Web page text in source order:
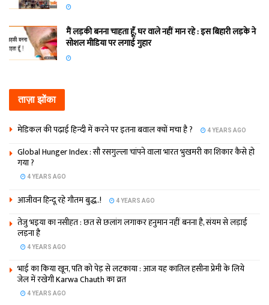
मैं लड़की बनना चाहता हूँ, घर वाले नहीं मान रहे : इस बिहारी लड़के ने
सोशल मीडिया पर लगाई गुहार
ताज़ा झोंका
मेडिकल की पढ़ाई हिन्‍दी में करने पर इतना बवाल क्‍यों मचा है ? 4 YEARS AGO
Global Hunger Index : सौ रसगुल्‍ला चांपने वाला भारत भुखमरी का शिकार कैसे हो
गया ?
4 YEARS AGO
आजीवन हिन्दू रहे गौतम बुद्ध..! 4 YEARS AGO
तेजु भइया का नसीहत : छत से छलांग लगाकर हनुमान नहीं बनना है, संयम से लड़ाई
लड़ना है
4 YEARS AGO
भाई का किया खून, पति को पेड़ से लटकाया : आज यह कातिल हसीना प्रेमी के लिये
जेल में रखेगी Karwa Chauth का व्रत
4 YEARS AGO